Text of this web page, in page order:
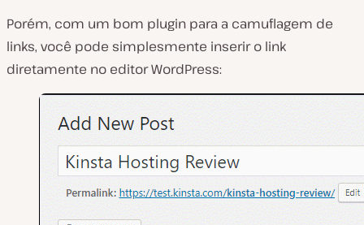
Porém, com um bom plugin para a camuflagem de
links, você pode simplesmente inserir o link
diretamente no editor WordPress: